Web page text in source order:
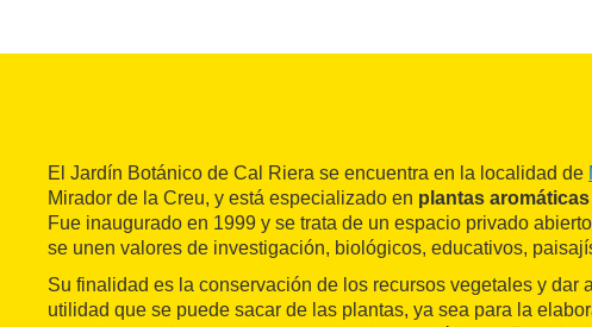
El Jardín Botánico de Cal Riera se encuentra en la localidad de
Mirador de la Creu, y está especializado en plantas
Fue inaugurado en 1999 y se trata de un espacio privado
se unen valores de investigación, biológicos, educativos,
Su finalidad es la conservación de los recursos vegetales y dar
utilidad que se puede sacar de las plantas, ya sea para la